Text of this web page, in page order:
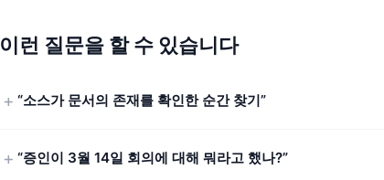
이런 질문을 할 수 있습니다
“소스가 문서의 존재를 확인한 순간 찾기”
“증인이 3월 14일 회의에 대해 뭐라고 했나?”